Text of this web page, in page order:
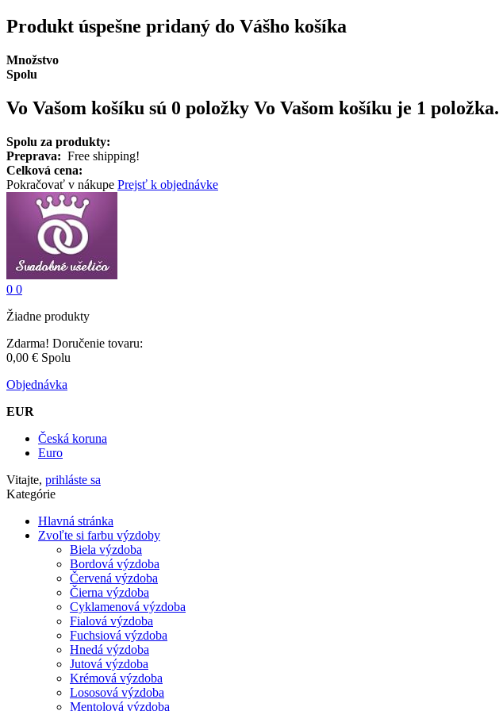
Produkt úspešne pridaný do Vášho košíka
Množstvo
Spolu
Vo Vašom košíku sú 0 položky Vo Vašom košíku je 1 položka.
Spolu za produkty:
Preprava: Free shipping!
Celková cena:
Pokračovať v nákupe Prejsť k objednávke
0 0
Žiadne produkty
Zdarma! Doručenie tovaru:
0,00 € Spolu
Objednávka
EUR
Česká koruna
Euro
Vitajte, prihláste sa
Kategórie
Hlavná stránka
Zvoľte si farbu výzdoby
Biela výzdoba
Bordová výzdoba
Červená výzdoba
Čierna výzdoba
Cyklamenová výzdoba
Fialová výzdoba
Fuchsiová výzdoba
Hnedá výzdoba
Jutová výzdoba
Krémová výzdoba
Lososová výzdoba
Mentolová výzdoba